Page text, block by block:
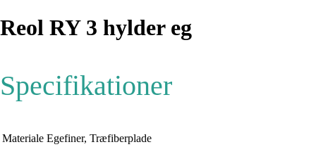
Reol RY 3 hylder eg
Specifikationer
Materiale Egefiner, Træfiberplade